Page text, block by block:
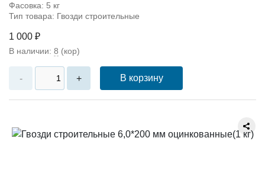
Фасовка: 5 кг
Тип товара: Гвозди строительные
1 000 ₽
В наличии: 8 (кор)
- + В корзину